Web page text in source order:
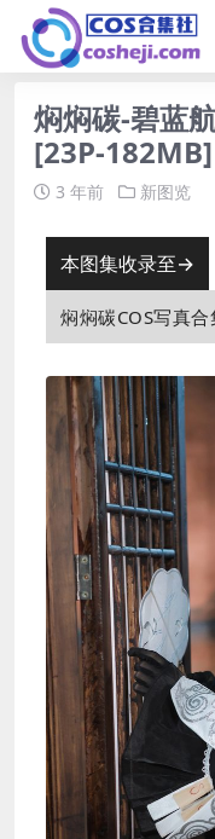
焖焖碳-碧蓝
[23P-182MB]
3 年前 新图览
本图集收录至→
焖焖碳COS写真